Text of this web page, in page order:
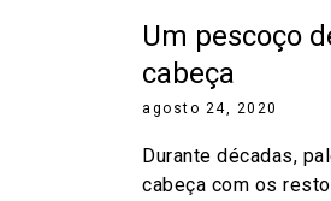
Um pescoço
cabeça
agosto 24, 2020
Durante décadas,
cabeça com os